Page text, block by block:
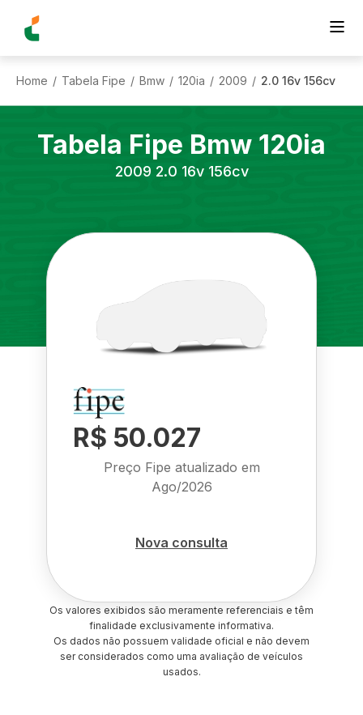
Home / Tabela Fipe / Bmw / 120ia / 2009 / 2.0 16v 156cv
Tabela Fipe Bmw 120ia
2009 2.0 16v 156cv
R$ 50.027
Preço Fipe atualizado em
Ago/2026
Nova consulta
Os valores exibidos são meramente referenciais e têm
finalidade exclusivamente informativa.
Os dados não possuem validade oficial e não devem
ser considerados como uma avaliação de veículos
usados.